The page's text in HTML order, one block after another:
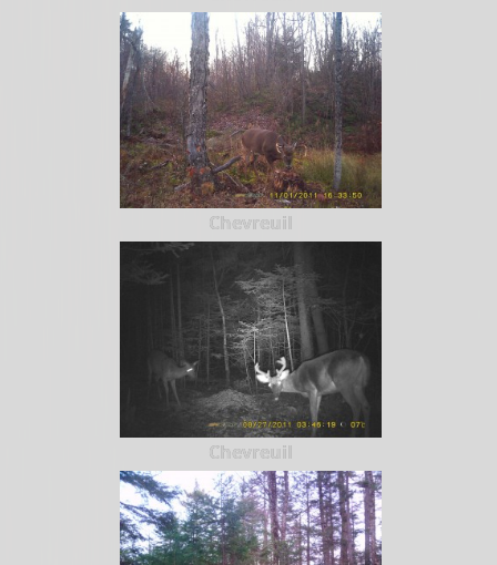
Chevreuil
Chevreuil